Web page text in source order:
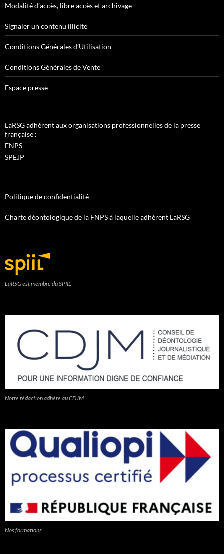
Modalité d’accès, libre accès et archivage
Signaler un contenu illicite
Conditions Générales d’Utilisation
Conditions Générales de Vente
Espace presse
LaRSG adhèrent aux organisations professionnelles de la presse
française :
FNPS
SPEJP
Politique de confidentialité
Charte déontologique de la FNPS à laquelle adhèrent LaRSG
LaRSG est membre du SPIIL
Notre rédaction adhère au CDJM
Nos formations